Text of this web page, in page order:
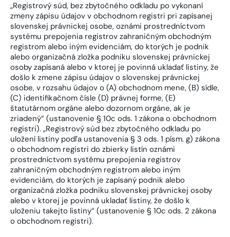
„Registrový súd, bez zbytočného odkladu po vykonaní
zmeny zápisu údajov v obchodnom registri pri zapísanej
slovenskej právnickej osobe, oznámi prostredníctvom
systému prepojenia registrov zahraničným obchodným
registrom alebo iným evidenciám, do ktorých je podnik
alebo organizačná zložka podniku slovenskej právnickej
osoby zapísaná alebo v ktorej je povinná ukladať listiny, že
došlo k zmene zápisu údajov o slovenskej právnickej
osobe, v rozsahu údajov o (A) obchodnom mene, (B) sídle,
(C) identifikačnom čísle (D) právnej forme, (E)
štatutárnom orgáne alebo dozornom orgáne, ak je
zriadený“ (ustanovenie § 10c ods. 1 zákona o obchodnom
registri). „Registrový súd bez zbytočného odkladu po
uložení listiny podľa ustanovenia § 3 ods. 1 písm. g) zákona
o obchodnom registri do zbierky listín oznámi
prostredníctvom systému prepojenia registrov
zahraničným obchodným registrom alebo iným
evidenciám, do ktorých je zapísaný podnik alebo
organizačná zložka podniku slovenskej právnickej osoby
alebo v ktorej je povinná ukladať listiny, že došlo k
uloženiu takejto listiny“ (ustanovenie § 10c ods. 2 zákona
o obchodnom registri).